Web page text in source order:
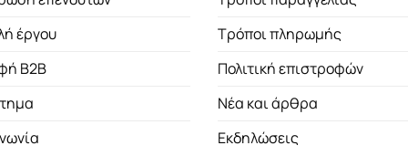
έργου
B2B
Τρόποι πληρωμής
Πολιτική επιστροφών
Νέα και άρθρα
Εκδηλώσεις